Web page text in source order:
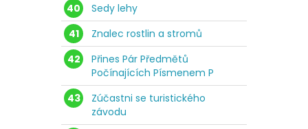
40
Sedy lehy
41
Znalec rostlin a stromů
42
Přines Pár Předmětů
Počínajících Písmenem P
43
Zúčastni se turistického
závodu